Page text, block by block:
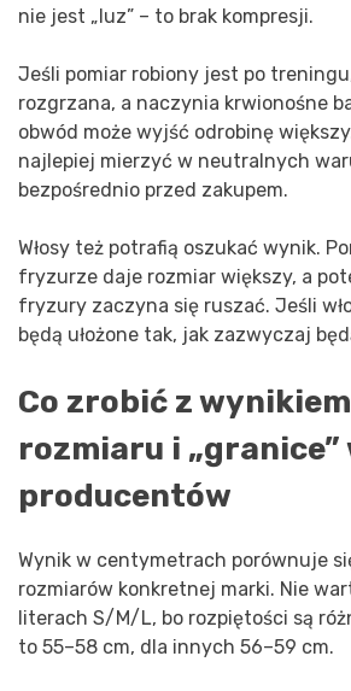
nie jest „luz” – to brak kompresji.
Jeśli pomiar robiony jest po
rozgrzana, a naczynia krwionośne
obwód może wyjść odrobinę
najlepiej mierzyć w neutralnych
bezpośrednio przed zakupem.
Włosy też potrafią oszukać wynik.
fryzurze daje rozmiar większy, a
fryzury zaczyna się ruszać. Jeśli
będą ułożone tak, jak zazwyczaj
Co zrobić z
rozmiaru i „granice”
producentów
Wynik w centymetrach porównuje
rozmiarów konkretnej marki. Nie
literach S/M/L, bo rozpiętości są
to 55–58 cm, dla innych 56–59 cm.